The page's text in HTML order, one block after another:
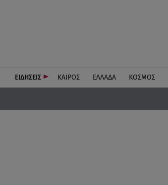
ΕΙΔΗΣΕΙΣ ΚΑΙΡΟΣ ΕΛΛΑΔΑ ΚΟΣΜΟΣ